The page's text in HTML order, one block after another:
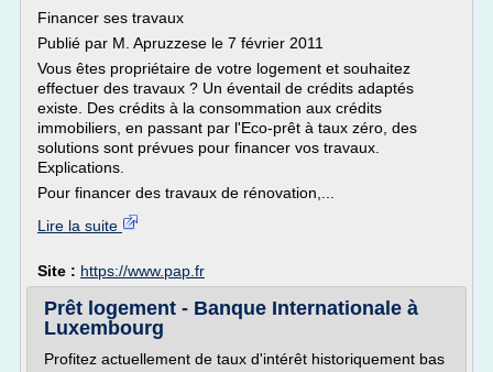
Financer ses travaux
Publié par M. Apruzzese le 7 février 2011
Vous êtes propriétaire de votre logement et souhaitez
effectuer des travaux ? Un éventail de crédits adaptés
existe. Des crédits à la consommation aux crédits
immobiliers, en passant par l'Eco-prêt à taux zéro, des
solutions sont prévues pour financer vos travaux.
Explications.
Pour financer des travaux de rénovation,...
Lire la suite
Site : https://www.pap.fr
Prêt logement - Banque Internationale à
Luxembourg
Profitez actuellement de taux d'intérêt historiquement bas